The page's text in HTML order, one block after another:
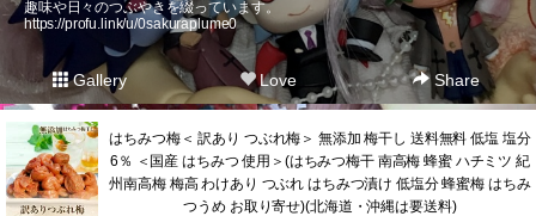
趣味や日々のつぶやきを綴っています。
https://profu.link/u/0sakuraplume0
Gallery Love Share
はちみつ梅＜ 訳あり つぶれ梅＞ 無添加 梅干し 送料無料 低塩 塩分
6％ ＜国産 はちみつ 使用＞(はちみつ梅干 南高梅 蜂蜜 ハチミツ 紀
州南高梅 梅高 わけあり つぶれ はちみつ漬け 低塩分 蜂蜜梅 はちみ
つうめ お取り寄せ)(北海道・沖縄は要送料)